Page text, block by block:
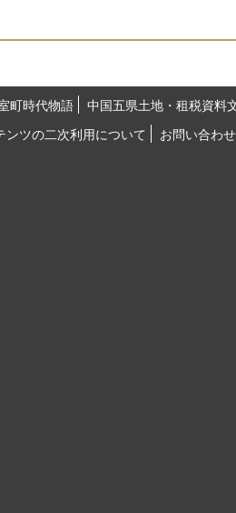
町時代物語
中国五県土地・租税資料
ンツの二次利用について
お問い合わせ